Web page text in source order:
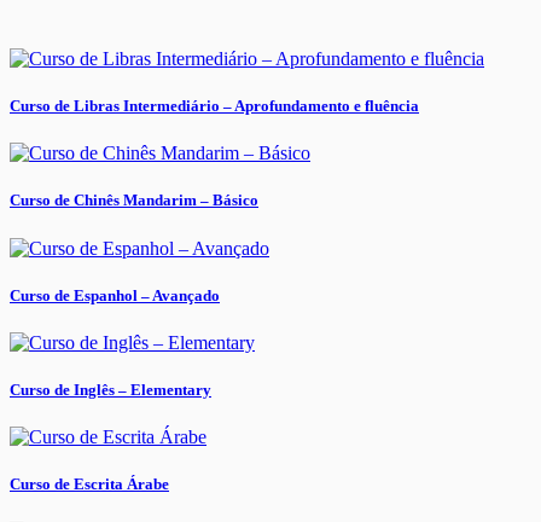
Curso de Libras Intermediário – Aprofundamento e fluência
Curso de Chinês Mandarim – Básico
Curso de Espanhol – Avançado
Curso de Inglês – Elementary
Curso de Escrita Árabe